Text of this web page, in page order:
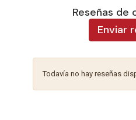
Reseñas de
Enviar
Todavía no hay reseñas